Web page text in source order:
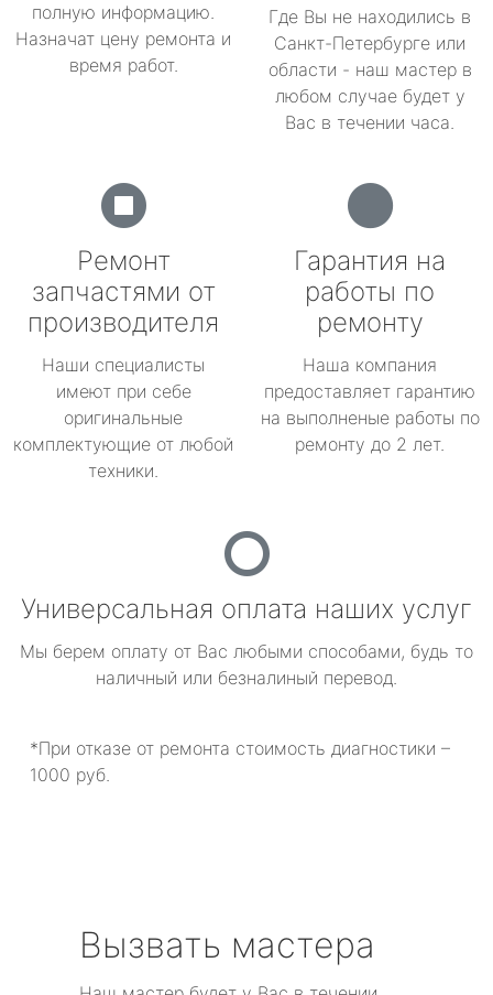
полную информацию.
Назначат цену ремонта и
время работ.
Где Вы не находились в
Санкт-Петербурге или
области - наш мастер в
любом случае будет у
Вас в течении часа.
Ремонт
запчастями от
производителя
Наши специалисты
имеют при себе
оригинальные
комплектующие от любой
техники.
Гарантия на
работы по
ремонту
Наша компания
предоставляет гарантию
на выполненые работы по
ремонту до 2 лет.
Универсальная оплата наших услуг
Мы берем оплату от Вас любыми способами, будь то
наличный или безналиный перевод.
*При отказе от ремонта стоимость диагностики –
1000 руб.
Вызвать мастера